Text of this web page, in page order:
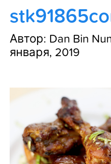
Блог
Автор: Dan Bin
января, 2019